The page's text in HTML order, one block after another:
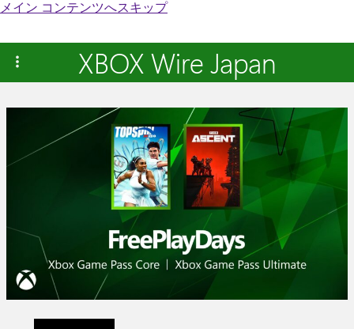
メイン コンテンツへスキップ
XBOX Wire Japan